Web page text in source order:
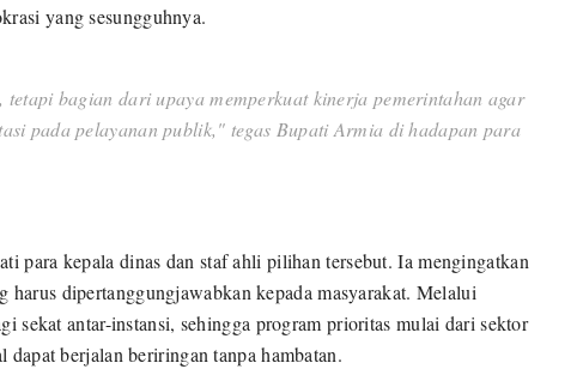
yang sesungguhnya.
bagian dari upaya memperkuat kinerja pemerintahan agar
pada pelayanan publik," tegas Bupati Armia di hadapan para
para kepala dinas dan staf ahli pilihan tersebut. Ia mengingatkan
harus dipertanggungjawabkan kepada masyarakat. Melalui
sekat antar-instansi, sehingga program prioritas mulai dari sektor
berjalan beriringan tanpa hambatan.